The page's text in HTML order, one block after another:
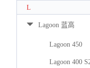
L
Lagoon 蓝高
Lagoon 450
Lagoon 400